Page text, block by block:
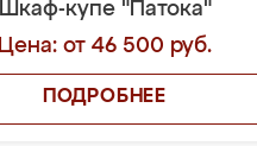
Шкаф-купе "Патока"
Цена: от 46 500 руб.
ПОДРОБНЕЕ